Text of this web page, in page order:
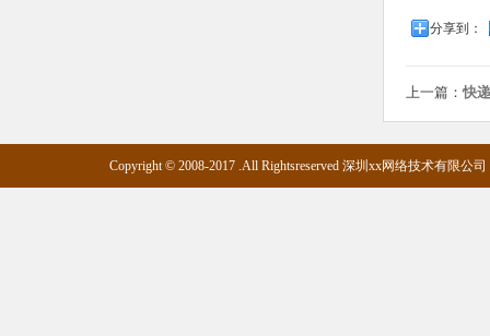
分享到：
上一篇：快
Copyright © 2008-2017 .All Rightsreserved 深圳xx网络技术有限公